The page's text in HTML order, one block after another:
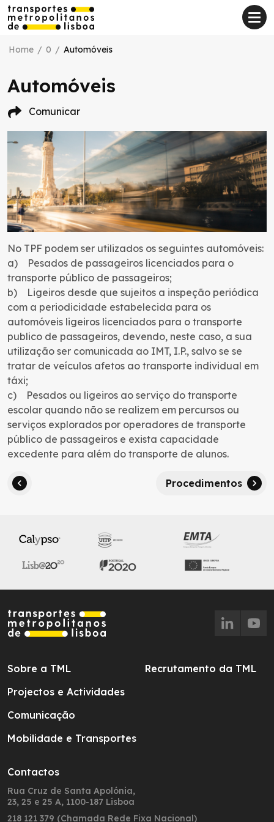
Home / 0 / Automóveis
Automóveis
Comunicar
No TPF podem ser utilizados os seguintes automóveis:
a) Pesados de passageiros licenciados para o
transporte público de passageiros;
b) Ligeiros desde que sujeitos a inspeção periódica
com a periodicidade estabelecida para os
automóveis ligeiros licenciados para o transporte
publico de passageiros, devendo, neste caso, a sua
utilização ser comunicada ao IMT, I.P., salvo se se
tratar de veículos afetos ao transporte individual em
táxi;
c) Pesados ou ligeiros ao serviço do transporte
escolar quando não se realizem em percursos ou
serviços explorados por operadores de transporte
público de passageiros e exista capacidade
excedente para além do transporte de alunos.
Procedimentos
Sobre a TML
Projectos e Actividades
Comunicação
Mobilidade e Transportes
Recrutamento da TML
Contactos
Rua Cruz de Santa Apolónia,
23, 25 e 25 A, 1100-187 Lisboa
218 121 379 (Chamada Rede Fixa Nacional)